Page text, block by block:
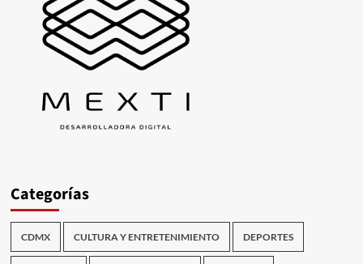
Categorías
CDMX CULTURA Y ENTRETENIMIENTO DEPORTES